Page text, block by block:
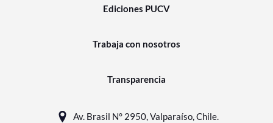
Ediciones PUCV
Trabaja con nosotros
Transparencia
Av. Brasil N° 2950, Valparaíso, Chile.